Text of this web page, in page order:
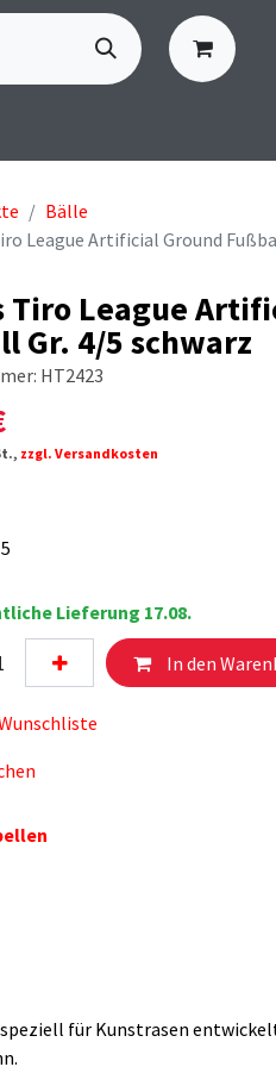
Bälle
League Artificial Ground
Tiro League
Gr. 4/5 schwarz
HT2423
zzgl. Versandkosten
5
Lieferung 17.08.
In den
für Kunstrasen